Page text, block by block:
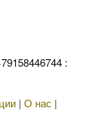
:
| О нас |